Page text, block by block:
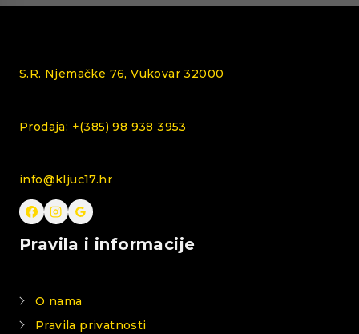
S.R. Njemačke 76, Vukovar 32000
Prodaja: +(385) 98 938 3953
info@kljuc17.hr
Pravila i informacije
O nama
Pravila privatnosti